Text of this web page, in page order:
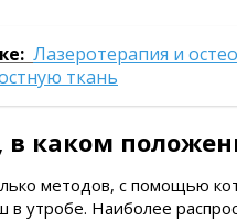
Лазеротерапия и
ткань
в каком
методов, с помощью
в утробе. Наиболее